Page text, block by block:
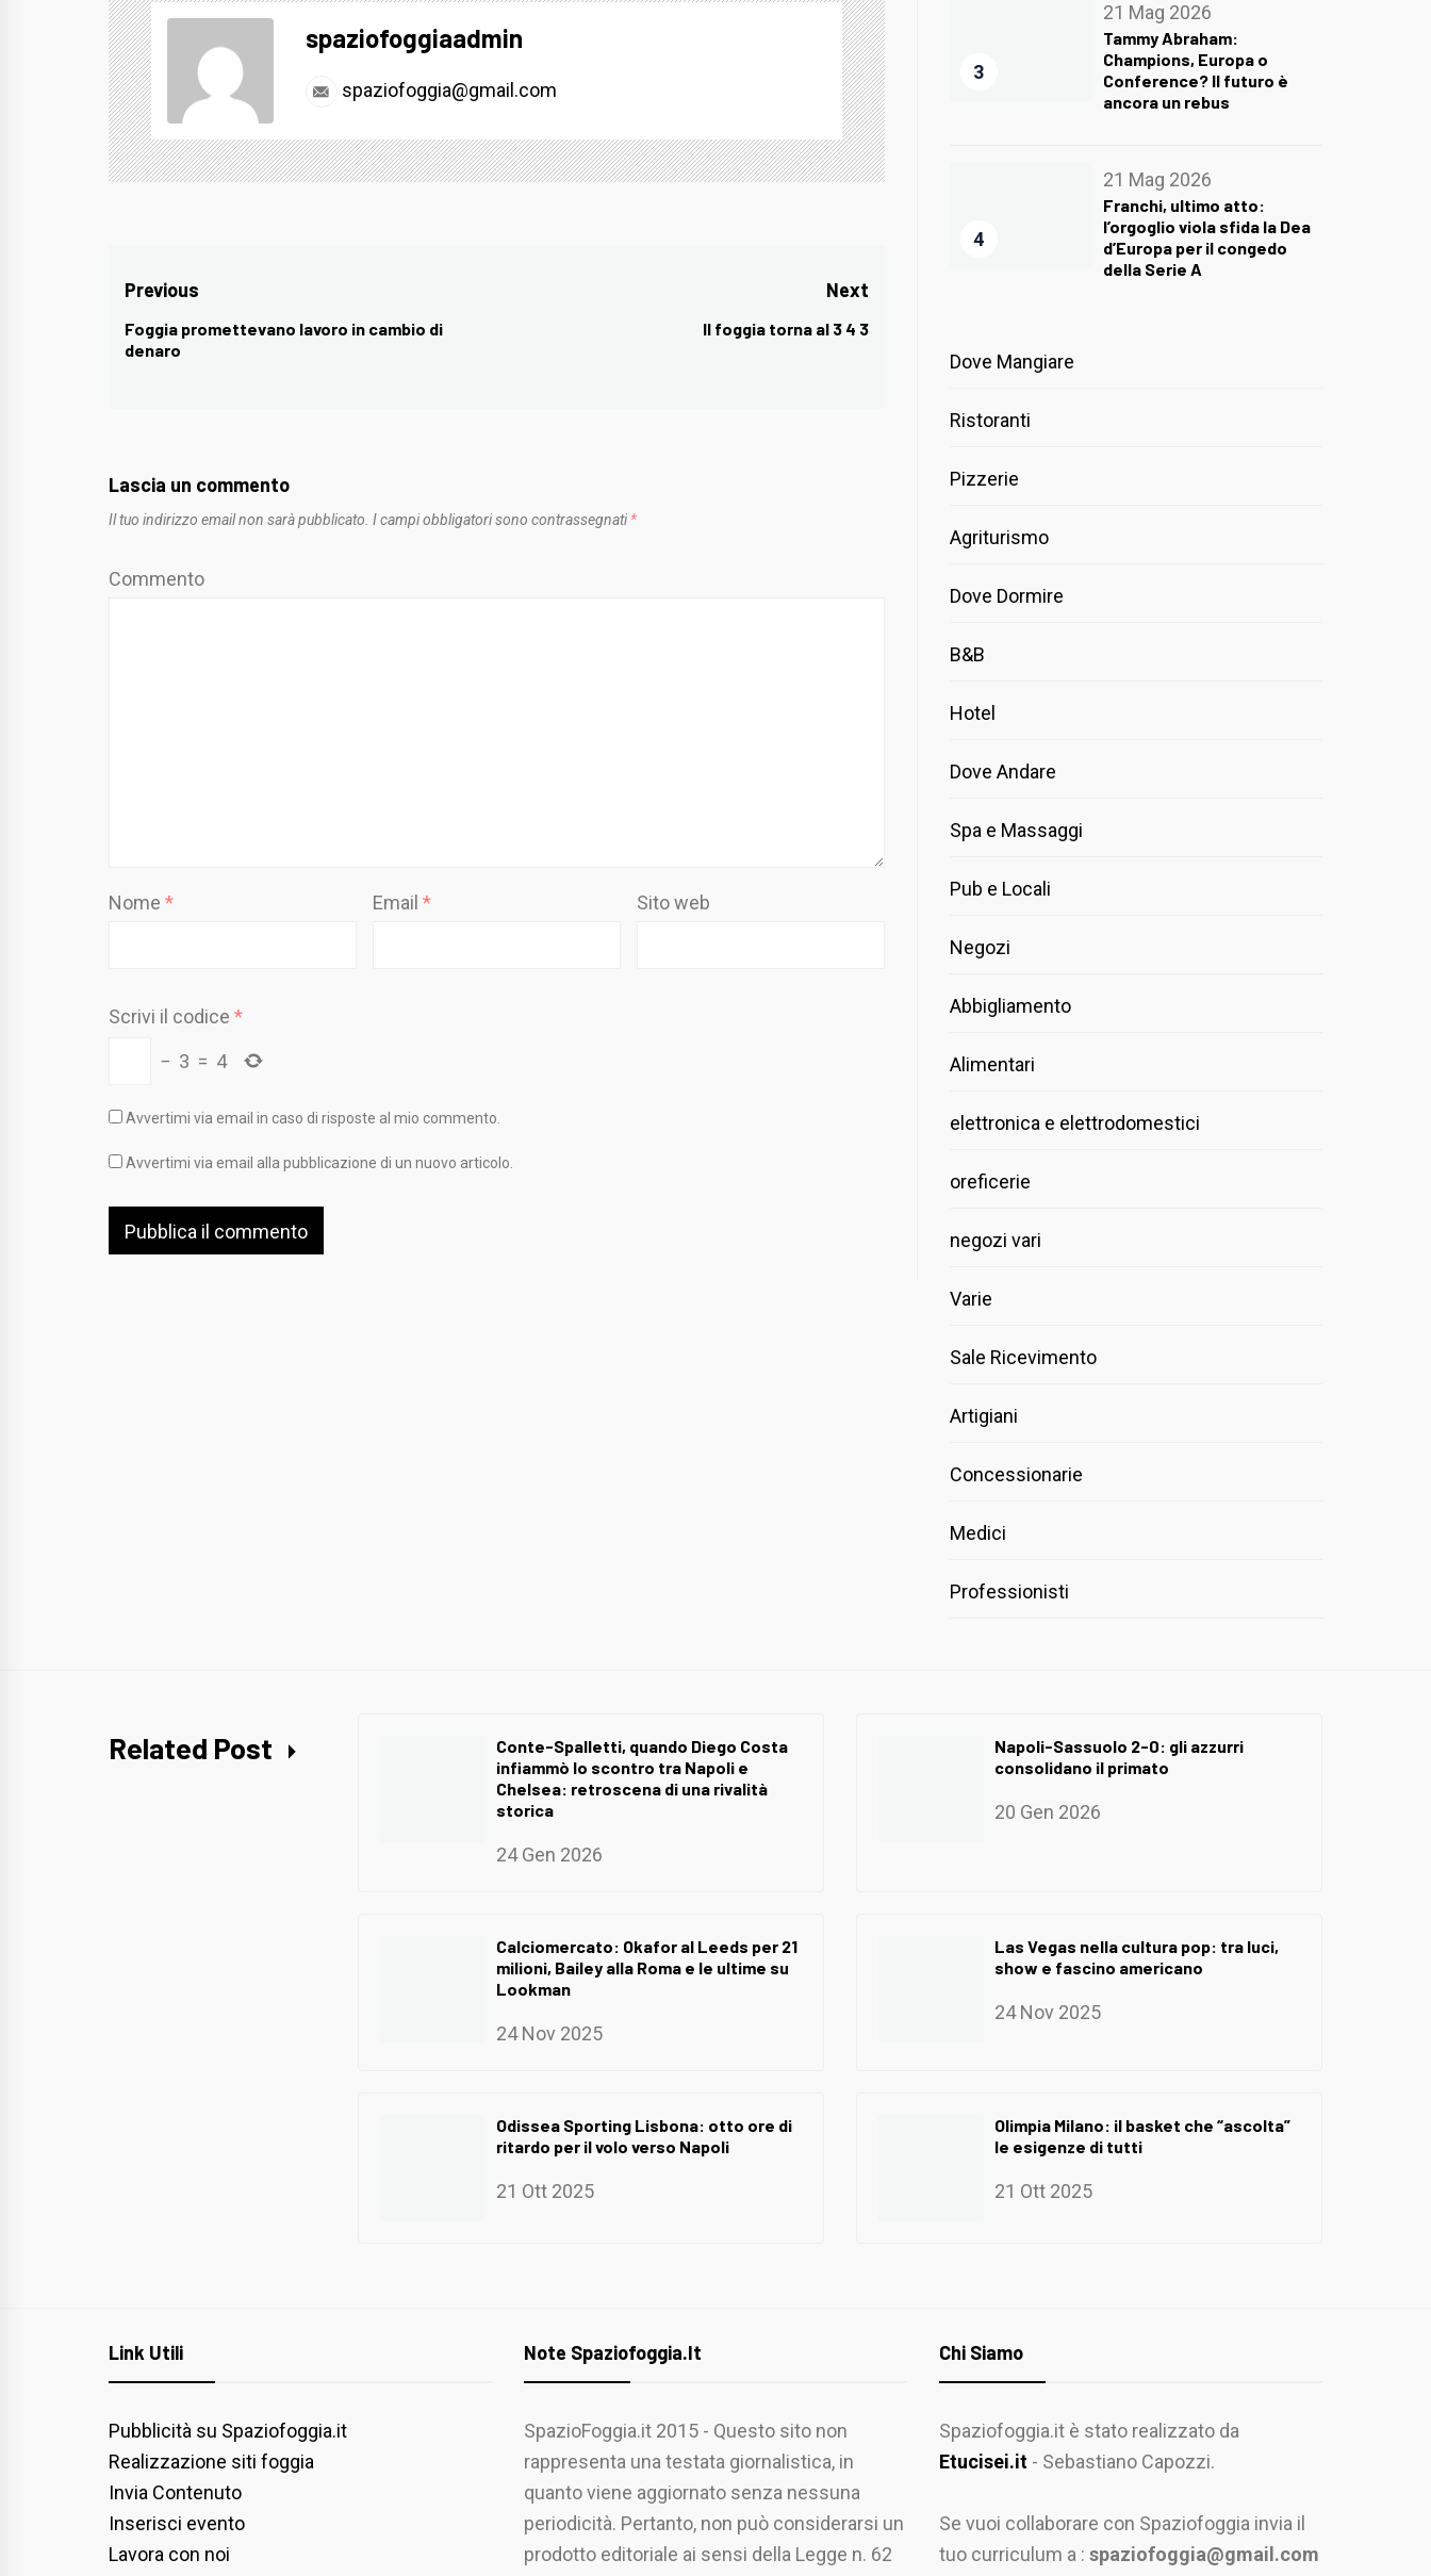
spaziofoggiaadmin
spaziofoggia@gmail.com
Navigazione
articoli
Previous
Previous
post:
Foggia promettevano lavoro in cambio di
denaro
Next
Next
Il foggia torna al 3 4 3
Lascia un commento
Il tuo indirizzo email non sarà pubblicato. I campi obbligatori sono contrassegnati *
Commento
Nome * Email * Sito web
Scrivi il codice *
− 3 = 4
Avvertimi via email in caso di risposte al mio commento.
Avvertimi via email alla pubblicazione di un nuovo articolo.
3
21 Mag 2026
Tammy Abraham:
Champions, Europa o
Conference? Il futuro è
ancora un rebus
4
21 Mag 2026
Franchi, ultimo atto:
l’orgoglio viola sfida la Dea
d’Europa per il congedo
della Serie A
Dove Mangiare
Ristoranti
Pizzerie
Agriturismo
Dove Dormire
B&B
Hotel
Dove Andare
Spa e Massaggi
Pub e Locali
Negozi
Abbigliamento
Alimentari
elettronica e elettrodomestici
oreficerie
negozi vari
Varie
Sale Ricevimento
Artigiani
Concessionarie
Medici
Professionisti
Related Post
Conte-Spalletti, quando Diego Costa
infiammò lo scontro tra Napoli e
Chelsea: retroscena di una rivalità
storica
24 Gen 2026
Napoli-Sassuolo 2-0: gli azzurri
consolidano il primato
20 Gen 2026
Calciomercato: Okafor al Leeds per 21
milioni, Bailey alla Roma e le ultime su
Lookman
24 Nov 2025
Las Vegas nella cultura pop: tra luci,
show e fascino americano
24 Nov 2025
Odissea Sporting Lisbona: otto ore di
ritardo per il volo verso Napoli
21 Ott 2025
Olimpia Milano: il basket che “ascolta”
le esigenze di tutti
21 Ott 2025
Link Utili
Pubblicità su Spaziofoggia.it
Realizzazione siti foggia
Invia Contenuto
Inserisci evento
Lavora con noi
Note Spaziofoggia.it
SpazioFoggia.it 2015 - Questo sito non
rappresenta una testata giornalistica, in
quanto viene aggiornato senza nessuna
periodicità. Pertanto, non può considerarsi un
prodotto editoriale ai sensi della Legge n. 62
Chi Siamo
Spaziofoggia.it è stato realizzato da
Etucisei.it - Sebastiano Capozzi.
Se vuoi collaborare con Spaziofoggia invia il
tuo curriculum a : spaziofoggia@gmail.com